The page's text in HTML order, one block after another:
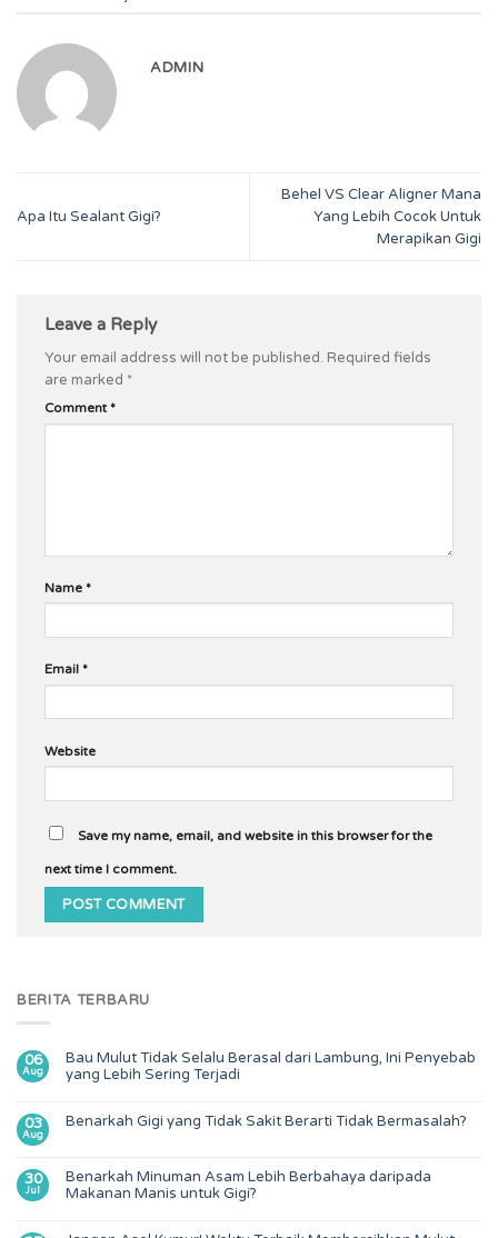
ADMIN
Apa Itu Sealant Gigi?
Behel VS Clear Aligner Mana
Yang Lebih Cocok Untuk
Merapikan Gigi
Leave a Reply
Your email address will not be published. Required fields
are marked *
Comment *
Name *
Email *
Website
Save my name, email, and website in this browser for the
next time I comment.
BERITA TERBARU
06
Aug
Bau Mulut Tidak Selalu Berasal dari Lambung, Ini Penyebab
yang Lebih Sering Terjadi
03
Aug
Benarkah Gigi yang Tidak Sakit Berarti Tidak Bermasalah?
30
Jul
Benarkah Minuman Asam Lebih Berbahaya daripada
Makanan Manis untuk Gigi?